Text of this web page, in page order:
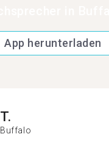
App herunterladen
T.
Buffalo